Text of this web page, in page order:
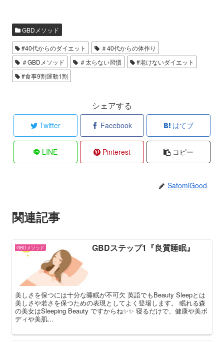
GBDメソッド
#40代からのダイエット
＃40代からの体作り
＃GBDメソッド
＃太らない習慣
#老けないダイエット
#食事9割運動1割
シェアする
Twitter Facebook はてブ
LINE Pinterest コピー
SatomiGood
関連記事
GBDメソッド GBDステップ1『良質睡眠』
美しさを保つには十分な睡眠が不可欠 英語でもBeauty Sleepとは
美しさや若さを保つための表現としてよく登場します。 眠れる森
の美女はSleeping Beauty ですからね✨✨ 寝るだけで、健康や美ボ
ディや美肌...